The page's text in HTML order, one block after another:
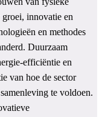
innovatie en
en methodes
Duurzaam
efficiëntie en
van hoe de sector
te voldoen.